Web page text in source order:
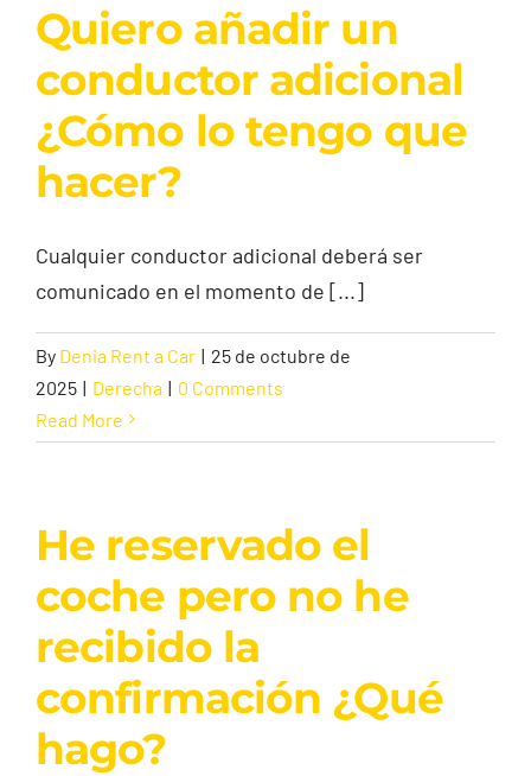
Quiero añadir un
conductor adicional
¿Cómo lo tengo que
hacer?
Cualquier conductor adicional deberá ser
comunicado en el momento de [...]
By Denia Rent a Car | 25 de octubre de
2025 | Derecha | 0 Comments
Read More
He reservado el
coche pero no he
recibido la
confirmación ¿Qué
hago?